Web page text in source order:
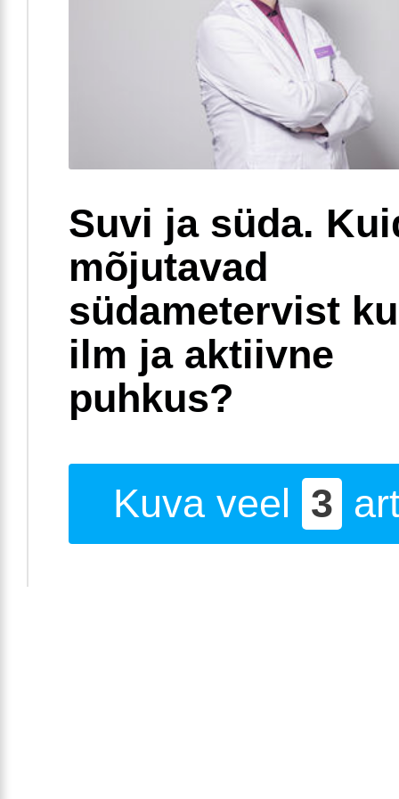
Suvi ja süda.
mõjutavad
südametervist
ilm ja aktiivne
puhkus?
Kuva veel 3